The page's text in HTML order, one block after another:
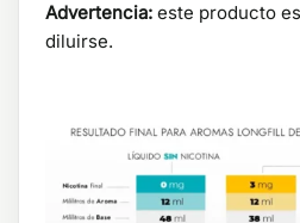
Advertencia: este producto
diluirse.